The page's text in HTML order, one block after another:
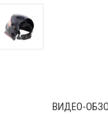
ВИДЕО-